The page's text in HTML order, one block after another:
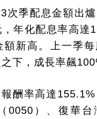
次季配息金額出
年化配息率高達
額新高。上一季
下，成長率飆
酬率高達
0050）、復華台